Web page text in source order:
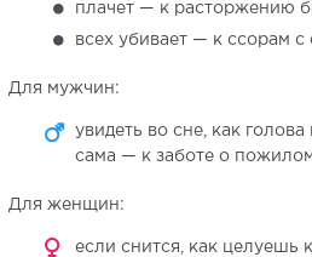
плачет — к расторжению
всех убивает — к ссорам
Для мужчин:
увидеть во сне, как
сама — к заботе о
Для женщин:
если снится, как целуешь